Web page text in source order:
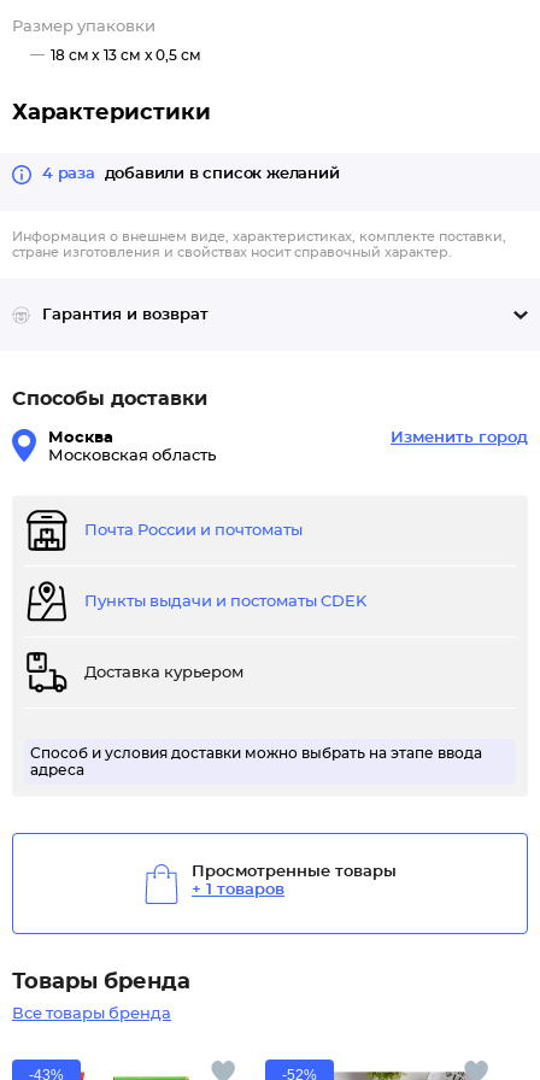
Размер упаковки
18 см x 13 см x 0,5 см
Характеристики
4 раза добавили в список желаний
Информация о внешнем виде, характеристиках, комплекте поставки,
стране изготовления и свойствах носит справочный характер.
Гарантия и возврат
Способы доставки
Москва
Московская область
Изменить город
Почта России и почтоматы
Пункты выдачи и постоматы CDEK
Доставка курьером
Способ и условия доставки можно выбрать на этапе ввода
адреса
Просмотренные товары
+ 1 товаров
Товары бренда
Все товары бренда
-43% -52%